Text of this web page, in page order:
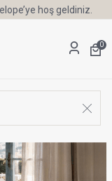
hoş geldiniz.
0